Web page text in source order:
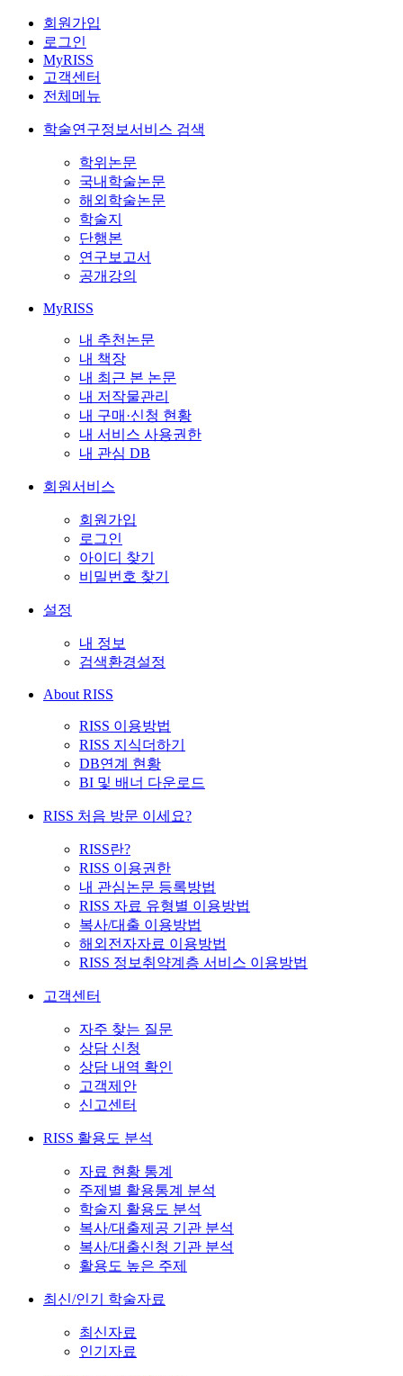
회원가입
로그인
MyRISS
고객센터
전체메뉴
학술연구정보서비스 검색
학위논문
국내학술논문
해외학술논문
학술지
단행본
연구보고서
공개강의
MyRISS
내 추천논문
내 책장
내 최근 본 논문
내 저작물관리
내 구매·신청 현황
내 서비스 사용권한
내 관심 DB
회원서비스
회원가입
로그인
아이디 찾기
비밀번호 찾기
설정
내 정보
검색환경설정
About RISS
RISS 이용방법
RISS 지식더하기
DB연계 현황
BI 및 배너 다운로드
RISS 처음 방문 이세요?
RISS란?
RISS 이용권한
내 관심논문 등록방법
RISS 자료 유형별 이용방법
복사/대출 이용방법
해외전자자료 이용방법
RISS 정보취약계층 서비스 이용방법
고객센터
자주 찾는 질문
상담 신청
상담 내역 확인
고객제안
신고센터
RISS 활용도 분석
자료 현황 통계
주제별 활용통계 분석
학술지 활용도 분석
복사/대출제공 기관 분석
복사/대출신청 기관 분석
활용도 높은 주제
최신/인기 학술자료
최신자료
인기자료